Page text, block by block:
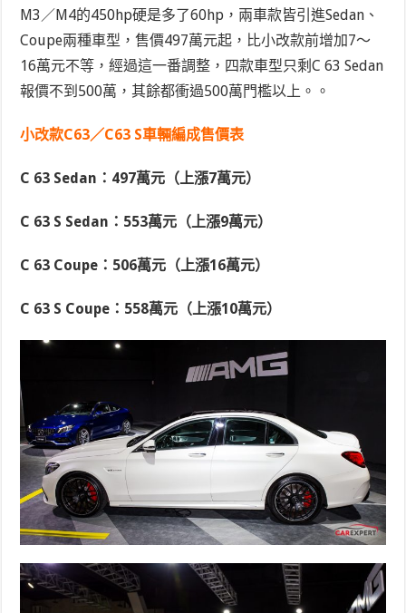
M3／M4的450hp硬是多了60hp，兩車款皆引進Sedan、
Coupe兩種車型，售價497萬元起，比小改款前增加7～
16萬元不等，經過這一番調整，四款車型只剩C 63 Sedan
報價不到500萬，其餘都衝過500萬門檻以上。。
小改款C63／C63 S車輛編成售價表
C 63 Sedan：497萬元（上漲7萬元）
C 63 S Sedan：553萬元（上漲9萬元）
C 63 Coupe：506萬元（上漲16萬元）
C 63 S Coupe：558萬元（上漲10萬元）